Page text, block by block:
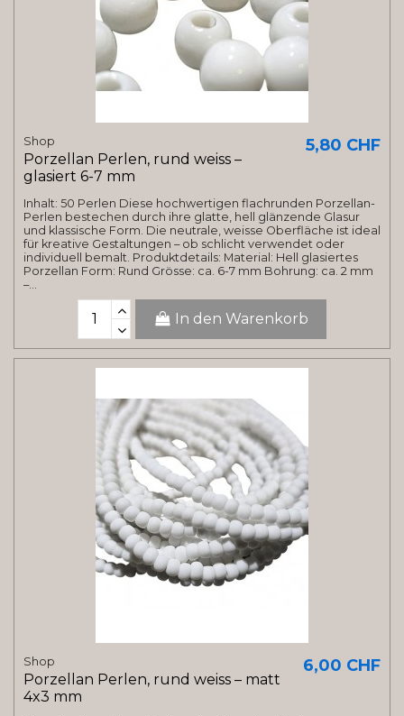
Shop
Porzellan Perlen, rund weiss –
glasiert 6-7 mm
5,80 CHF
Inhalt: 50 Perlen Diese hochwertigen flachrunden Porzellan-
Perlen bestechen durch ihre glatte, hell glänzende Glasur
und klassische Form. Die neutrale, weisse Oberfläche ist ideal
für kreative Gestaltungen – ob schlicht verwendet oder
individuell bemalt. Produktdetails: Material: Hell glasiertes
Porzellan Form: Rund Grösse: ca. 6-7 mm Bohrung: ca. 2 mm
–...
In den Warenkorb
Shop
Porzellan Perlen, rund weiss – matt
4x3 mm
6,00 CHF